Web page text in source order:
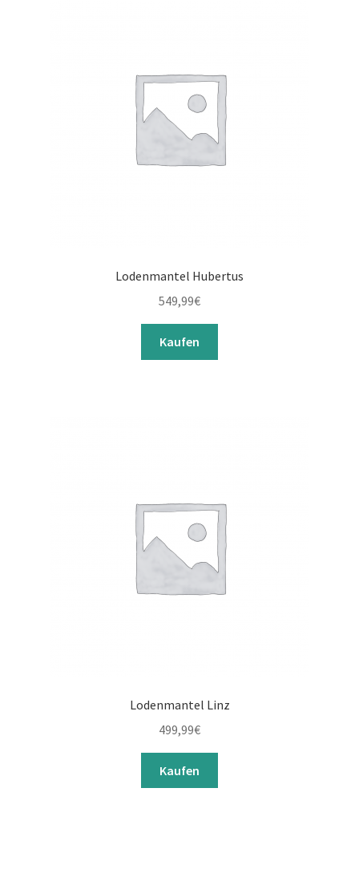
Lodenmantel Hubertus
549,99€
Kaufen
Lodenmantel Linz
499,99€
Kaufen